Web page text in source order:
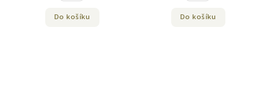
Do košíku Do košíku